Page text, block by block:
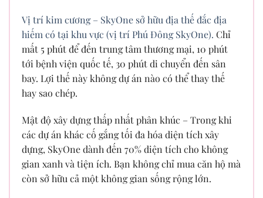
Vị trí kim cương – SkyOne sở hữu địa thế đắc địa
hiếm có tại khu vực (vị trí Phú Đông SkyOne). Chỉ
mất 5 phút để đến trung tâm thương mại, 10 phút
tới bệnh viện quốc tế, 30 phút di chuyển đến sân
bay. Lợi thế này không dự án nào có thể thay thế
hay sao chép.
Mật độ xây dựng thấp nhất phân khúc – Trong khi
các dự án khác cố gắng tối đa hóa diện tích xây
dựng, SkyOne dành đến 70% diện tích cho không
gian xanh và tiện ích. Bạn không chỉ mua căn hộ mà
còn sở hữu cả một không gian sống rộng lớn.